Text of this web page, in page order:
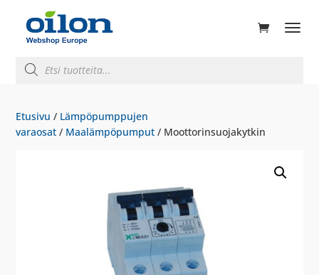
search
Etusivu / Lämpöpumppujen
varaosat / Maalämpöpumput / Moottorinsuojakytkin